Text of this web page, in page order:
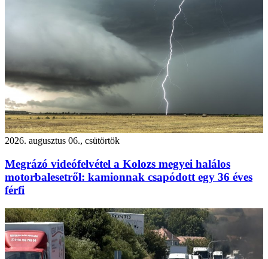
2026. augusztus 06., csütörtök
Megrázó videófelvétel a Kolozs megyei halálos
motorbalesetről: kamionnak csapódott egy 36 éves
férfi